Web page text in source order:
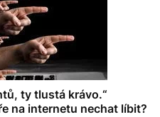
ty tlustá krávo.“
na internetu nechat líbit?